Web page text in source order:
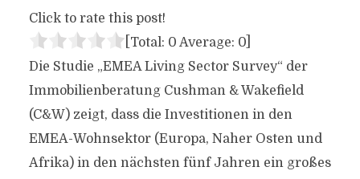
Click to rate this post!
[Total: 0 Average: 0]
Die Studie „EMEA Living Sector Survey“ der
Immobilienberatung Cushman & Wakefield
(C&W) zeigt, dass die Investitionen in den
EMEA-Wohnsektor (Europa, Naher Osten und
Afrika) in den nächsten fünf Jahren ein großes